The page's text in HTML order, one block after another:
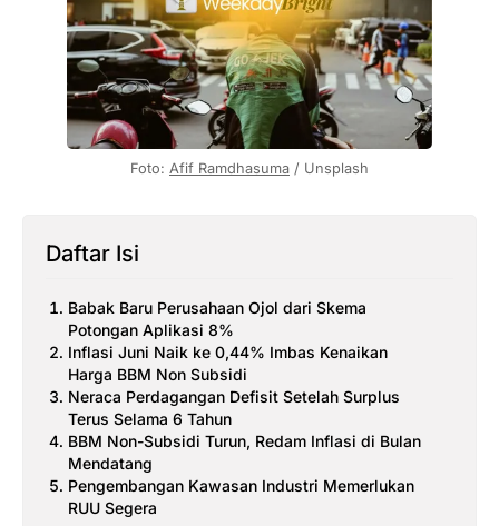
Foto: Afif Ramdhasuma / Unsplash
Daftar Isi
‎Babak Baru Perusahaan Ojol dari Skema
Potongan Aplikasi 8%
Inflasi Juni Naik ke 0,44% Imbas Kenaikan
Harga BBM Non Subsidi
Neraca Perdagangan Defisit Setelah Surplus
Terus Selama 6 Tahun
BBM Non-Subsidi Turun, Redam Inflasi di Bulan
Mendatang
Pengembangan Kawasan Industri Memerlukan
RUU Segera